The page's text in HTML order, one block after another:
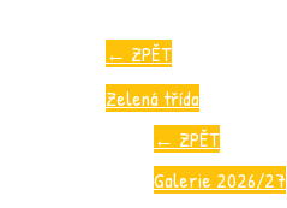
← ZPĚT
Zelená třída
← ZPĚT
Galerie 2026/27